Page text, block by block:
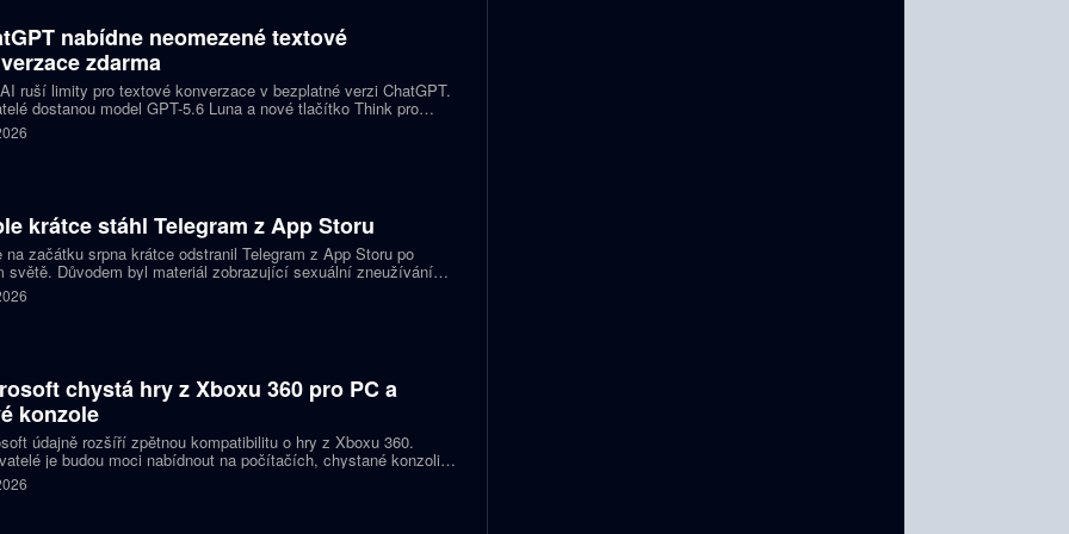
nabídne neomezené textové
zdarma
ruší limity pro textové konverzace v bezplatné verzi ChatGPT.
dostanou model GPT-5.6 Luna a nové tlačítko Think pro
otázky. Předplatitelům Plus a Pro firma zpřístupňuje upravený
Sol spolu s posuvníkem, který nastaví intenzitu přemýšlení.
krátce stáhl Telegram z App Storu
na začátku srpna krátce odstranil Telegram z App Storu po
světě. Důvodem byl materiál zobrazující sexuální zneužívání
podle firmy sdílel jeden uživatel. Telegram účet rychle
a aplikace se ještě během stejného dne do obchodu vrátila.
chystá hry z Xboxu 360 pro PC a
konzole
údajně rozšíří zpětnou kompatibilitu o hry z Xboxu 360.
je budou moci nabídnout na počítačích, chystané konzoli
Helix i přenosných zařízeních. První tituly by mohly dorazit
let 2027 a 2028.